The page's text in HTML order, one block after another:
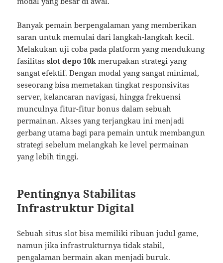
Banyak pemain berpengalaman yang memberikan
saran untuk memulai dari langkah-langkah kecil.
Melakukan uji coba pada platform yang mendukung
fasilitasslot depo 10k merupakan strategi yang
sangat efektif. Dengan modal yang sangat minimal,
seseorang bisa memetakan tingkat responsivitas
server, kelancaran navigasi, hingga frekuensi
munculnya fitur-fitur bonus dalam sebuah
permainan. Akses yang terjangkau ini menjadi
gerbang utama bagi para pemain untuk membangun
strategi sebelum melangkah ke level permainan
yang lebih tinggi.
Pentingnya Stabilitas
Infrastruktur Digital
Sebuah situs slot bisa memiliki ribuan judul game,
namun jika infrastrukturnya tidak stabil,
pengalaman bermain akan menjadi buruk.